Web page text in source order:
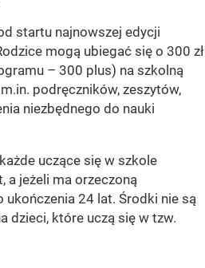
startu najnowszej edycji
mogą ubiegać się o 300 zł
– 300 plus) na szkolną
podręczników, zeszytów,
niezbędnego do nauki
uczące się w szkole
a jeżeli ma orzeczoną
ukończenia 24 lat. Środki nie są
dzieci, które uczą się w tzw.